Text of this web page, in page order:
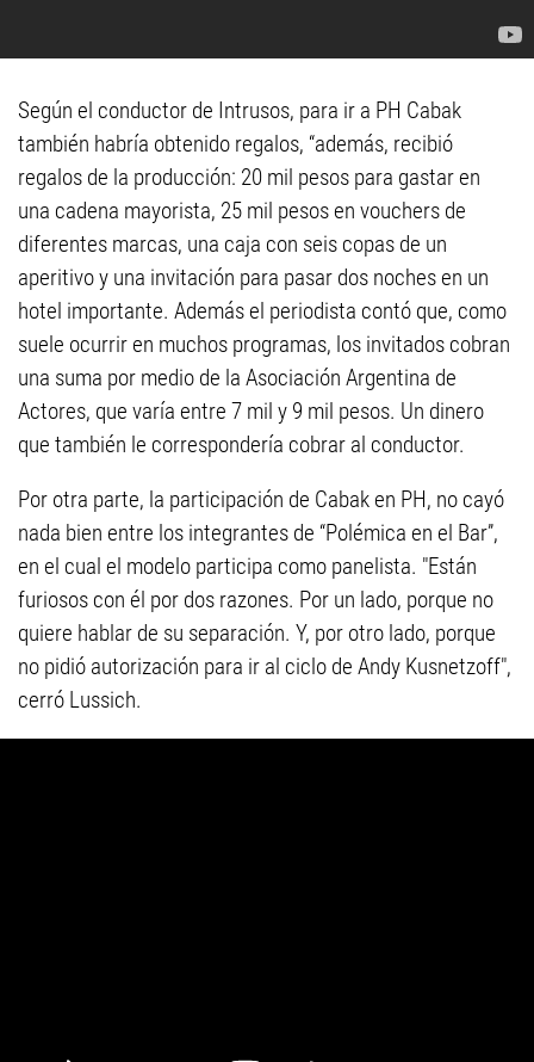
Según el conductor de Intrusos, para ir a PH Cabak
también habría obtenido regalos, “además, recibió
regalos de la producción: 20 mil pesos para gastar en
una cadena mayorista, 25 mil pesos en vouchers de
diferentes marcas, una caja con seis copas de un
aperitivo y una invitación para pasar dos noches en un
hotel importante. Además el periodista contó que, como
suele ocurrir en muchos programas, los invitados cobran
una suma por medio de la Asociación Argentina de
Actores, que varía entre 7 mil y 9 mil pesos. Un dinero
que también le correspondería cobrar al conductor.
Por otra parte, la participación de Cabak en PH, no cayó
nada bien entre los integrantes de “Polémica en el Bar”,
en el cual el modelo participa como panelista. "Están
furiosos con él por dos razones. Por un lado, porque no
quiere hablar de su separación. Y, por otro lado, porque
no pidió autorización para ir al ciclo de Andy Kusnetzoff",
cerró Lussich.